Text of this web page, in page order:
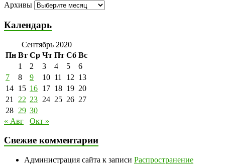
Архивы
Календарь
Сентябрь 2020
Пн Вт Ср Чт Пт Сб Вс
1
2 3 4 5
6
7
8 9 10 11 12 13
14 15 16 17 18 19 20
21
22 23 24 25 26 27
28 29 30
« Авг
Окт »
Свежие комментарии
Администрация сайта к записи Распространение